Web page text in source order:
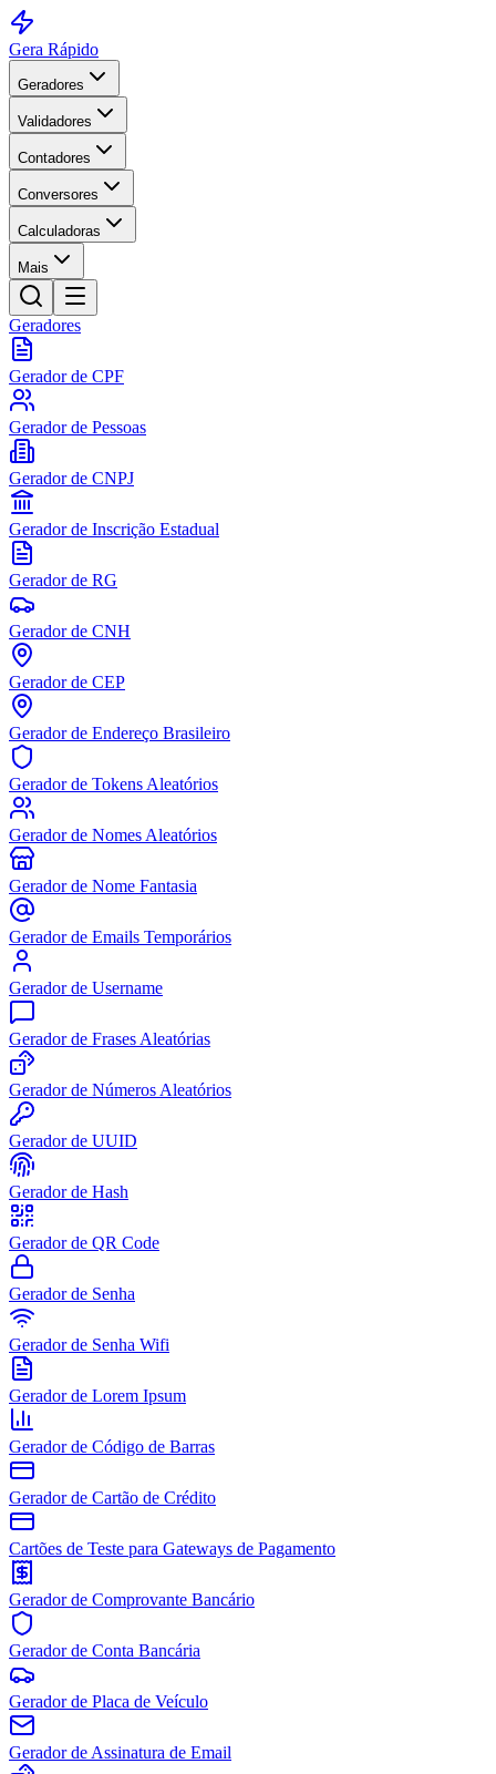
Gera Rápido
Geradores
Validadores
Contadores
Conversores
Calculadoras
Mais
Geradores
Gerador de CPF
Gerador de Pessoas
Gerador de CNPJ
Gerador de Inscrição Estadual
Gerador de RG
Gerador de CNH
Gerador de CEP
Gerador de Endereço Brasileiro
Gerador de Tokens Aleatórios
Gerador de Nomes Aleatórios
Gerador de Nome Fantasia
Gerador de Emails Temporários
Gerador de Username
Gerador de Frases Aleatórias
Gerador de Números Aleatórios
Gerador de UUID
Gerador de Hash
Gerador de QR Code
Gerador de Senha
Gerador de Senha Wifi
Gerador de Lorem Ipsum
Gerador de Código de Barras
Gerador de Cartão de Crédito
Cartões de Teste para Gateways de Pagamento
Gerador de Comprovante Bancário
Gerador de Conta Bancária
Gerador de Placa de Veículo
Gerador de Assinatura de Email